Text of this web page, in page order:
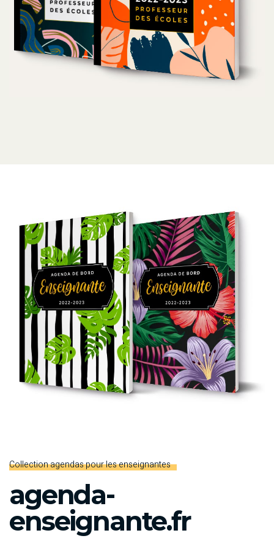
Collection agendas pour les enseignantes
agenda-
enseignante.fr